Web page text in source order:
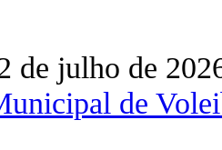
de julho de
de